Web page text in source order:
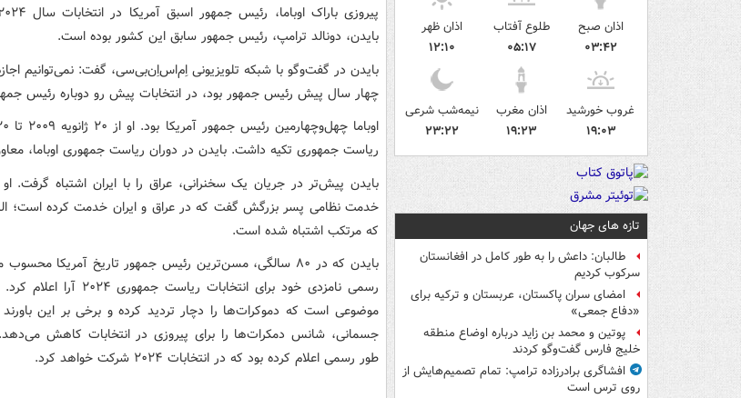
اذان صبح
۰۳:۴۲
طلوع آفتاب
۰۵:۱۷
اذان ظهر
۱۲:۱۰
غروب خورشید
۱۹:۰۳
اذان مغرب
۱۹:۲۳
نیمه‌شب شرعی
۲۳:۲۲
تازه های جهان
طالبان: داعش را به طور کامل در افغانستان
سرکوب کردیم
امضای سران پاکستان، عربستان و ترکیه برای
«دفاع جمعی»
پوتین و محمد بن زاید درباره اوضاع منطقه
خلیج فارس گفت‌وگو کردند
افشاگری برادرزاده ترامپ: تمام تصمیم‌هایش از
روی ترس است
بایدن، دونالد ترامپ، رئیس جمهور سابق این کشور بوده است.
بایدن در گفت‌وگو با شبکه تلویزیونی اِم‌اس‌اِن‌بی‌سی، گفت: نمی‌توانیم
چهار سال پیش رئیس جمهور بود، در انتخابات پیش رو دوباره رئیس
ریاست جمهوری تکیه داشت. بایدن در دوران ریاست جمهوری اوباما،
بایدن پیش‌تر در جریان یک سخنرانی، عراق را با ایران اشتباه گرفت.
خدمت نظامی پسر بزرگش گفت که در عراق و ایران خدمت کرده است؛
که مرتکب اشتباه شده است.
بایدن که در ۸۰ سالگی، مسن‌ترین رئیس جمهور تاریخ آمریکا
رسمی نامزدی خود برای
موضوعی است که دموکرات‌ها را دچار تردید کرده و برخی بر این باورند
جسمانی، شانس دمکرات‌ها را برای پیروزی در انتخابات کاهش
طور رسمی اعلام کرده بود که در انتخابات ۲۰۲۴ شرکت خواهد کرد.